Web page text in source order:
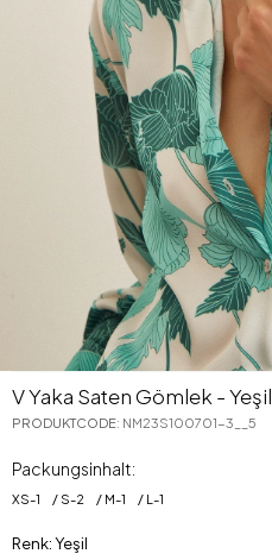
V Yaka Saten Gömlek - Yeşil
PRODUKTCODE: NM23S100701-3__5
Packungsinhalt:
XS-1 S-2 M-1 L -1
Renk: Yeşil